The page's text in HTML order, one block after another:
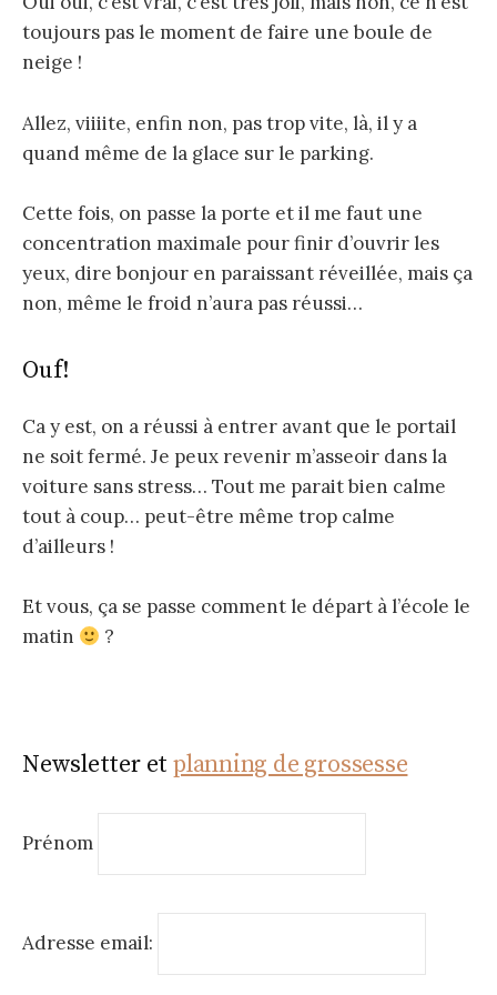
toujours pas le moment de faire une boule de
neige !
Allez, viiiite, enfin non, pas trop vite, là, il y a
quand même de la glace sur le parking.
Cette fois, on passe la porte et il me faut une
concentration maximale pour finir d’ouvrir les
yeux, dire bonjour en paraissant réveillée, mais ça
non, même le froid n’aura pas réussi…
Ouf!
Ca y est, on a réussi à entrer avant que le portail
ne soit fermé. Je peux revenir m’asseoir dans la
voiture sans stress… Tout me parait bien calme
tout à coup… peut-être même trop calme
d’ailleurs !
Et vous, ça se passe comment le départ à l’école le
matin
?
Newsletter et planning de grossesse
Prénom
Adresse email: